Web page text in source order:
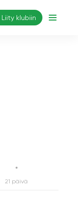
Liity klubiin
21 päivä